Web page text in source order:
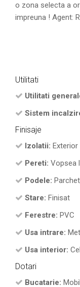
o zona selecta a
impreuna ! Agent:
Utilitati
Utilitati
Sistem
Finisaje
Izolatii: Exterior
Pereti: Vopsea
Podele:
Stare: Finisat
Ferestre: PVC
Usa intrare:
Usa interior:
Dotari
Bucatarie: